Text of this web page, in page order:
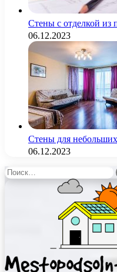
Стены с отделкой из
06.12.2023
Стены для
06.12.2023
Найти: